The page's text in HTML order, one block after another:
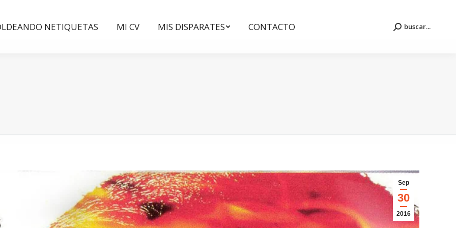
NETIQUETAS MI CV MIS DISPARATES CONTACTO Buscar:
buscar...
Sep
30
2016